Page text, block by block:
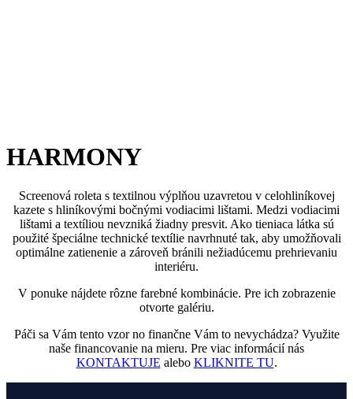
HARMONY
Screenová roleta s textilnou výplňou uzavretou v celohliníkovej
kazete s hliníkovými bočnými vodiacimi lištami. Medzi vodiacimi
lištami a textíliou nevzniká žiadny presvit. Ako tieniaca látka sú
použité špeciálne technické textílie navrhnuté tak, aby umožňovali
optimálne zatienenie a zároveň bránili nežiadúcemu prehrievaniu
interiéru.
V ponuke nájdete rôzne farebné kombinácie. Pre ich zobrazenie
otvorte galériu.
Páči sa Vám tento vzor no finančne Vám to nevychádza? Využite
naše financovanie na mieru. Pre viac informácií nás
KONTAKTUJE alebo KLIKNITE TU.